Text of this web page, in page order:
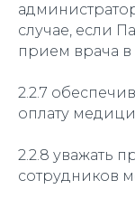
случае, если
прием врача в
2.2.7
оплату
2.2.8 уважать
сотрудников